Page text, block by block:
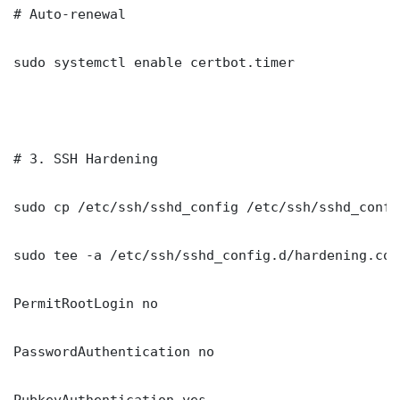
# Auto-renewal
sudo systemctl enable certbot.timer
# 3. SSH Hardening
sudo cp /etc/ssh/sshd_config /etc/ssh/
sudo tee -a /etc/ssh/sshd_config.d/
PermitRootLogin no
PasswordAuthentication no